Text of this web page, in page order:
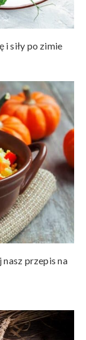
i siły po zimie
przepis na